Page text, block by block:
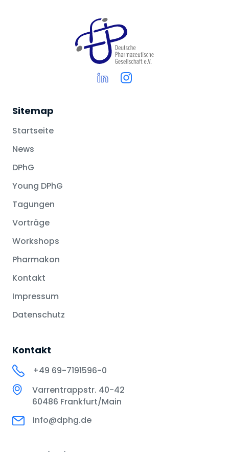
Sitemap
Startseite
News
DPhG
Young DPhG
Tagungen
Vorträge
Workshops
Pharmakon
Kontakt
Impressum
Datenschutz
Kontakt
+49 69-7191596-0
Varrentrappstr. 40-42
60486 Frankfurt/Main
info@dphg.de